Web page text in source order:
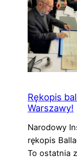
Rękopis
Warszawy!
Narodowy
rękopis
To ostatnia